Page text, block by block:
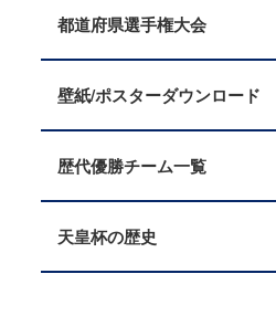
都道府県選手権大会
壁紙/ポスターダウンロード
歴代優勝チーム一覧
天皇杯の歴史